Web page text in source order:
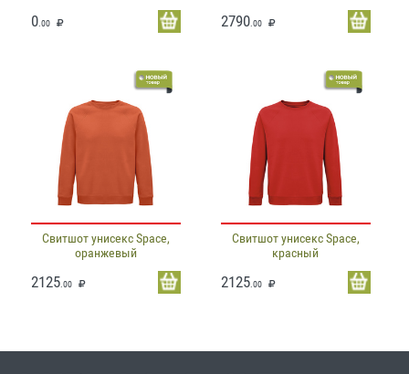
0 .00 2790.00
Свитшот унисекс Space,
оранжевый
2125 .00
Свитшот унисекс Space,
красный
2125.00